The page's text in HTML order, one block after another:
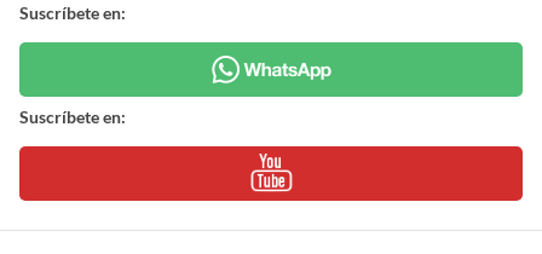
Suscríbete en:
Suscríbete en: